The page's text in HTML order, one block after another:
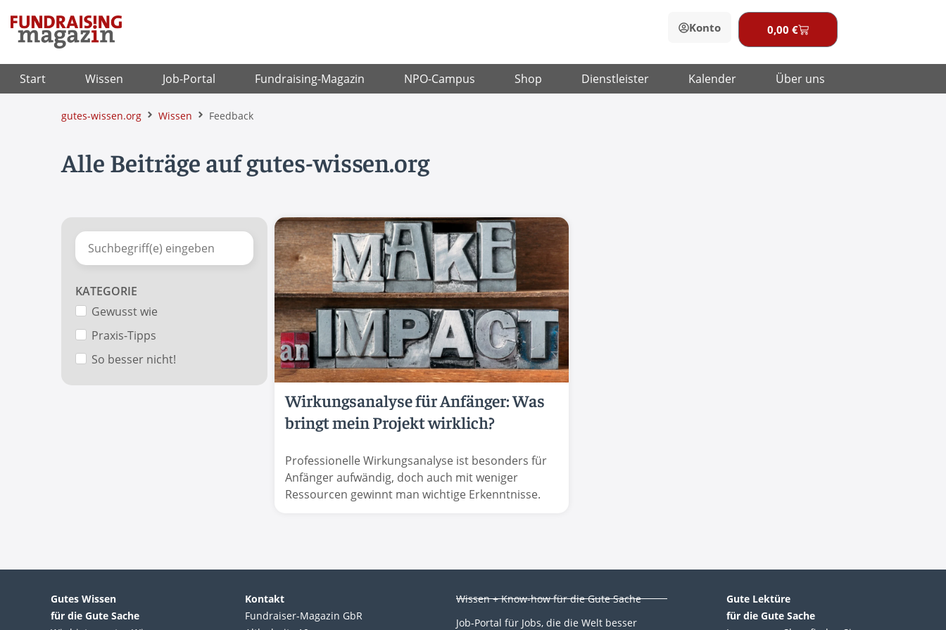
Inhalt
springen
Konto 0,00 €Warenkorb
Start Wissen Job-Portal Fundraising-Magazin NPO-Campus Shop Dienstleister Kalender Über uns
gutes-wissen.org Wissen Feedback
Alle Beiträge auf gutes-wissen.org
KATEGORIE
Gewusst wie
Praxis-Tipps
So besser nicht!
Wirkungsanalyse für Anfänger: Was
bringt mein Projekt wirklich?
Professionelle Wirkungsanalyse ist besonders für
Anfänger aufwändig, doch auch mit weniger
Ressourcen gewinnt man wichtige Erkenntnisse.
Gutes Wissen
für die Gute Sache
Kontakt
Fundraiser-Magazin GbR
Wissen + Know-how für die Gute Sache
Job-Portal für Jobs, die die Welt besser
Gute Lektüre
für die Gute Sache